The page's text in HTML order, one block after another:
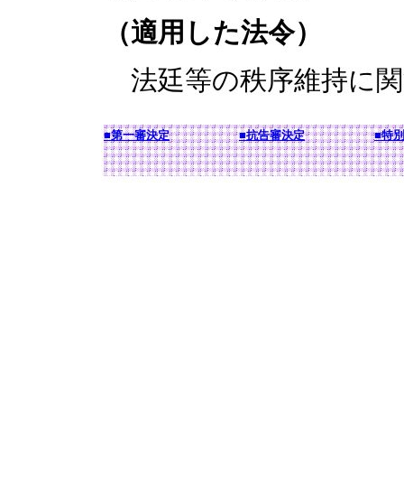
（適用した法令）
法廷等の秩序維持に
■第一審決定 ■抗告審決定 ■特